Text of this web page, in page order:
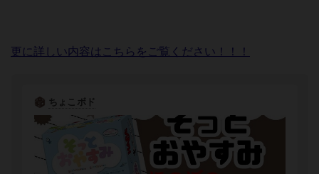
更に詳しい内容はこちらをご覧ください！！！